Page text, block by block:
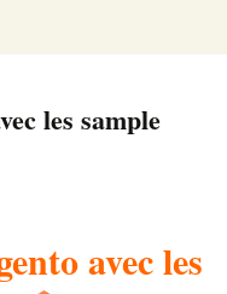
de sites
les sample
avec les